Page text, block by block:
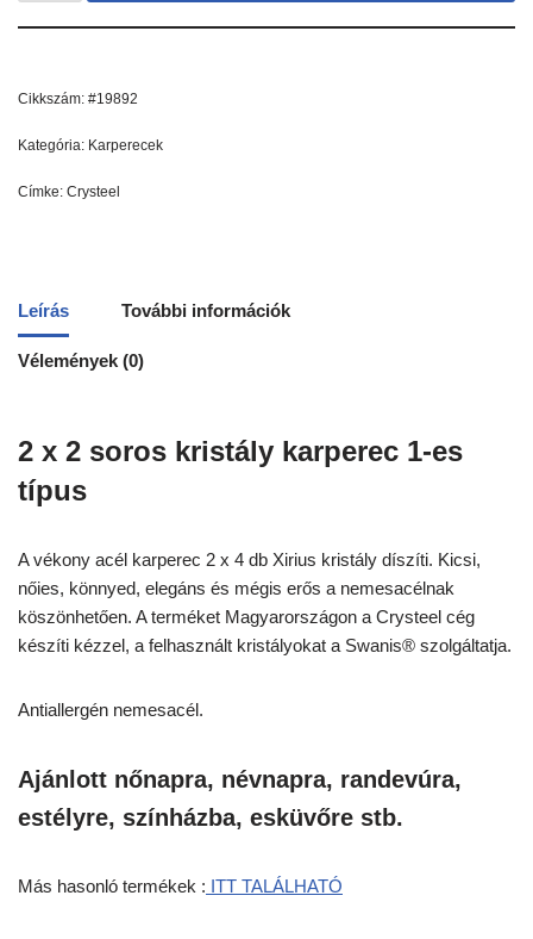
Cikkszám: #19892
Kategória: Karperecek
Címke: Crysteel
Leírás További információk
Vélemények (0)
2 x 2 soros kristály karperec 1-es
típus
A vékony acél karperec 2 x 4 db Xirius kristály díszíti. Kicsi,
nőies, könnyed, elegáns és mégis erős a nemesacélnak
köszönhetően. A terméket Magyarországon a Crysteel cég
készíti kézzel, a felhasznált kristályokat a Swanis® szolgáltatja.
Antiallergén nemesacél.
Ajánlott nőnapra, névnapra, randevúra,
estélyre, színházba, esküvőre stb.
Más hasonló termékek : ITT TALÁLHATÓ